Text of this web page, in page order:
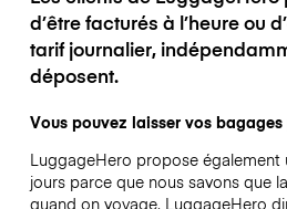
d’être facturés à l’heure ou
tarif journalier,
déposent.
Vous pouvez laisser vos
LuggageHero propose également
jours parce que nous savons que
quand on voyage. LuggageHero